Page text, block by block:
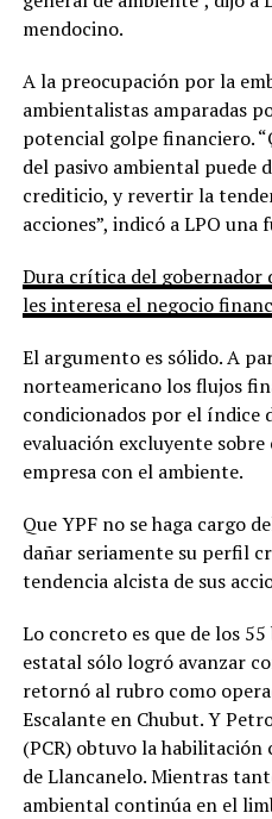
mendocino.
A la preocupación por la
ambientalistas amparadas
potencial golpe financiero.
del pasivo ambiental puede
crediticio, y revertir la
acciones”, indicó a LPO
Dura crítica del gobernador
les interesa el negocio
El argumento es sólido. A
norteamericano los flujos
condicionados por el índice
evaluación excluyente
empresa con el ambiente.
Que YPF no se haga cargo
dañar seriamente su perfil
tendencia alcista de sus
Lo concreto es que de los
estatal sólo logró avanzar
retornó al rubro como
Escalante en Chubut. Y
(PCR) obtuvo la
de Llancanelo. Mientras
ambiental continúa en el